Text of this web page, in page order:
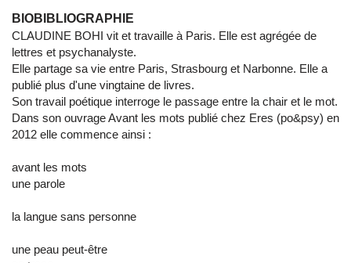
BIOBIBLIOGRAPHIE
CLAUDINE BOHI vit et travaille à Paris. Elle est agrégée de
lettres et psychanalyste.
Elle partage sa vie entre Paris, Strasbourg et Narbonne. Elle a
publié plus d'une vingtaine de livres.
Son travail poétique interroge le passage entre la chair et le mot.
Dans son ouvrage Avant les mots publié chez Eres (po&psy) en
2012 elle commence ainsi :
avant les mots
une parole
la langue sans personne
une peau peut-être